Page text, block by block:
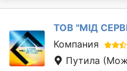
ТОВ "МІД
Компания
Путила